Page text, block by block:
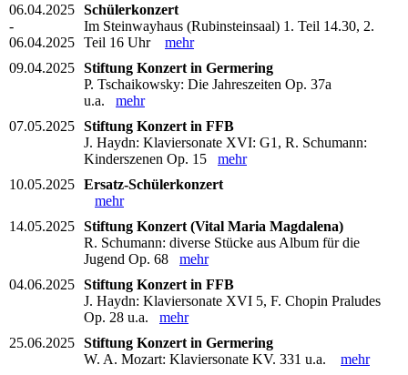
06.04.2025
-
06.04.2025
Schülerkonzert
Im Steinwayhaus (Rubinsteinsaal) 1. Teil 14.30, 2.
Teil 16 Uhr mehr
09.04.2025 Stiftung Konzert in Germering
P. Tschaikowsky: Die Jahreszeiten Op. 37a
u.a. mehr
07.05.2025 Stiftung Konzert in FFB
J. Haydn: Klaviersonate XVI: G1, R. Schumann:
Kinderszenen Op. 15 mehr
10.05.2025 Ersatz-Schülerkonzert
mehr
14.05.2025 Stiftung Konzert (Vital Maria Magdalena)
R. Schumann: diverse Stücke aus Album für die
Jugend Op. 68 mehr
04.06.2025 Stiftung Konzert in FFB
J. Haydn: Klaviersonate XVI 5, F. Chopin Praludes
Op. 28 u.a. mehr
25.06.2025 Stiftung Konzert in Germering
W. A. Mozart: Klaviersonate KV. 331 u.a. mehr